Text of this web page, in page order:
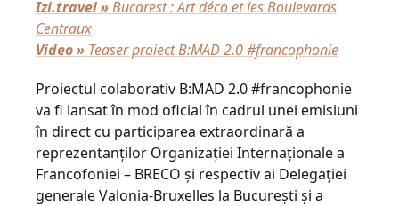
Izi.travel »Bucarest : Art déco et les Boulevards
Centraux
Video » Teaser proiect B:MAD 2.0 #francophonie
Proiectul colaborativ B:MAD 2.0 #francophonie
va fi lansat în mod oficial în cadrul unei emisiuni
în direct cu participarea extraordinară a
reprezentanţilor Organizaţiei Internaţionale a
Francofoniei – BRECO şi respectiv ai Delegaţiei
generale Valonia-Bruxelles la Bucureşti și a